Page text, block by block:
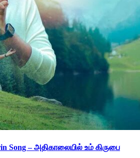
Song – அதிகாலையில் உம் கிருபை